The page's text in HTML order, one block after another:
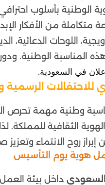
الوطنية بأسلوب
من الأفكار
اللوحات الدعائية،
المناسبة الوطنية.
في السعودية.
للاحتفالات الرسمية
وطنية مهمة تحرص
الثقافية للمملكة.
إبراز روح الانتماء
هوية يوم التأسيس
السعودي داخل بيئة